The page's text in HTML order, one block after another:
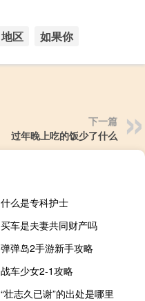
地区 如果你
下一篇
过年晚上吃的饭少了什么
什么是专科护士
买车是夫妻共同财产吗
弹弹岛2手游新手攻略
战车少女2-1攻略
“壮志久已谢”的出处是哪里